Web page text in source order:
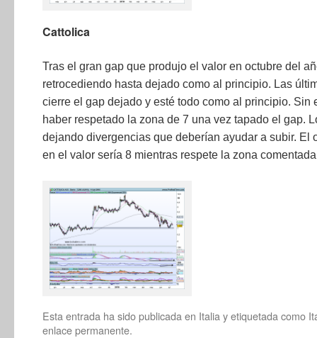
Cattolica
Tras el gran gap que produjo el valor en octubre del
retrocediendo hasta dejado como al principio. Las
cierre el gap dejado y esté todo como al principio. Sin
haber respetado la zona de 7 una vez tapado el gap.
dejando divergencias que deberían ayudar a subir. El
en el valor sería 8 mientras respete la zona
Esta entrada ha sido publicada en Italia y etiquetada como
enlace permanente.